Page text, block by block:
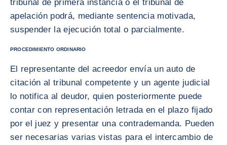
tribunal de primera instancia o el tribunal de
apelación podrá, mediante sentencia motivada,
suspender la ejecución total o parcialmente.
PROCEDIMIENTO ORDINARIO
El representante del acreedor envía un auto de
citación al tribunal competente y un agente judicial
lo notifica al deudor, quien posteriormente puede
contar con representación letrada en el plazo fijado
por el juez y presentar una contrademanda. Pueden
ser necesarias varias vistas para el intercambio de